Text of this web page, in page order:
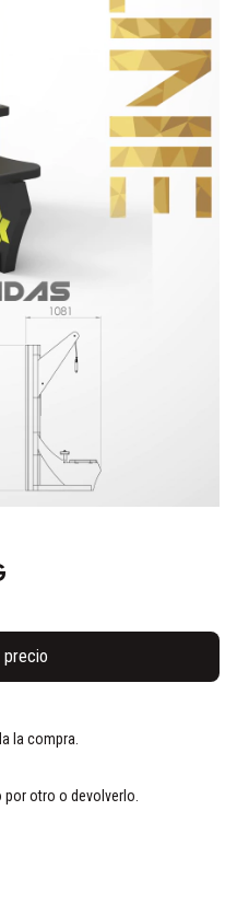
la compra.
por otro o devolverlo.